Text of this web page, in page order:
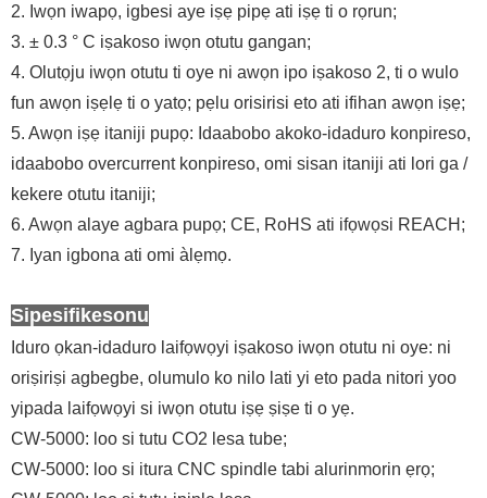
2. Iwọn iwapọ, igbesi aye iṣẹ pipẹ ati iṣẹ ti o rọrun;
3. ± 0.3 ° C iṣakoso iwọn otutu gangan;
4. Olutọju iwọn otutu ti oye ni awọn ipo iṣakoso 2, ti o wulo
fun awọn iṣẹlẹ ti o yatọ; pẹlu orisirisi eto ati ifihan awọn iṣẹ;
5. Awọn iṣẹ itaniji pupọ: Idaabobo akoko-idaduro konpireso,
idaabobo overcurrent konpireso, omi sisan itaniji ati lori ga /
kekere otutu itaniji;
6. Awọn alaye agbara pupọ; CE, RoHS ati ifọwọsi REACH;
7. Iyan igbona ati omi àlẹmọ.
Sipesifikesonu
Iduro ọkan-idaduro laifọwọyi iṣakoso iwọn otutu ni oye: ni
oriṣiriṣi agbegbe, olumulo ko nilo lati yi eto pada nitori yoo
yipada laifọwọyi si iwọn otutu iṣẹ ṣiṣe ti o yẹ.
CW-5000: loo si tutu CO2 lesa tube;
CW-5000: loo si itura CNC spindle tabi alurinmorin ẹrọ;